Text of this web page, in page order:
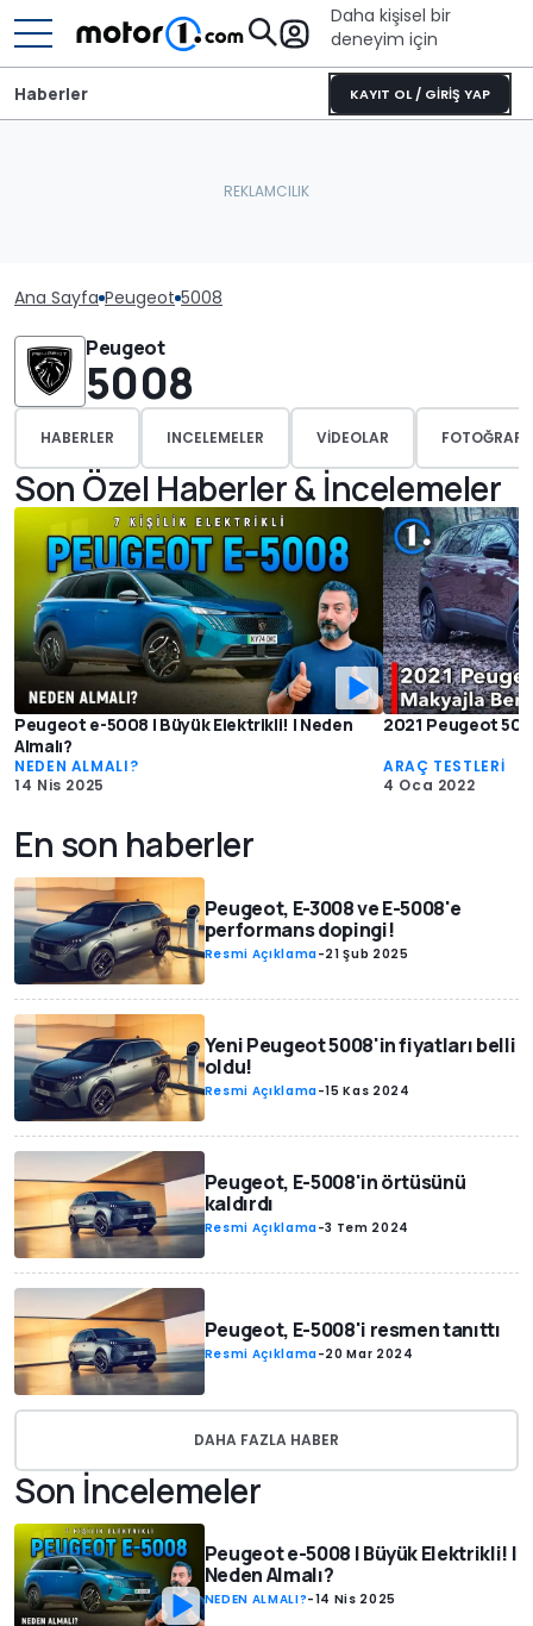
Daha kişisel bir
deneyim için
KAYIT OL / GİRİŞ YAP
Haberler
Ana Sayfa Peugeot 5008
Peugeot
5008
HABERLER INCELEMELER VIDEOLAR
Son Özel Haberler & İncelemeler
Peugeot e-5008 | Büyük Elektrikli! | Neden
Almalı?
NEDEN ALMALI?
14 Nis 2025
2021 Peugeot
ARAÇ TESTLERİ
4 Oca 2022
En son haberler
Peugeot, E-3008 ve E-5008'e
performans dopingi!
Resmi Açıklama-21 Şub 2025
Yeni Peugeot 5008'in fiyatları belli
oldu!
Resmi Açıklama-15 Kas 2024
Peugeot, E-5008'in örtüsünü
kaldırdı
Resmi Açıklama-3 Tem 2024
Peugeot, E-5008'i resmen tanıttı
Resmi Açıklama-20 Mar 2024
DAHA FAZLA HABER
Son İncelemeler
Peugeot e-5008 | Büyük Elektrikli! |
Neden Almalı?
NEDEN ALMALI?-14 Nis 2025